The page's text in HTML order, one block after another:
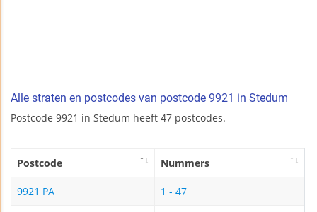
Alle straten en postcodes van postcode 9921 in Stedum
Postcode 9921 in Stedum heeft 47 postcodes.
Postcode Nummers
9921 PA 1 - 47